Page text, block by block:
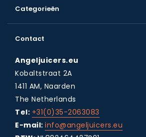
Categorieën
Contact
Angeljuicers.eu
Kobaltstraat 2A
1411 AM, Naarden
The Netherlands
Tel: +31(0)35-2063083
E-mail: info@angeljuicers.eu